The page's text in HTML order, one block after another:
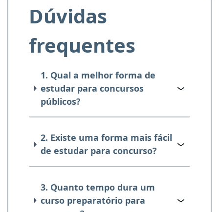
Dúvidas
frequentes
1. Qual a melhor forma de
estudar para concursos
públicos?
2. Existe uma forma mais fácil
de estudar para concurso?
3. Quanto tempo dura um
curso preparatório para